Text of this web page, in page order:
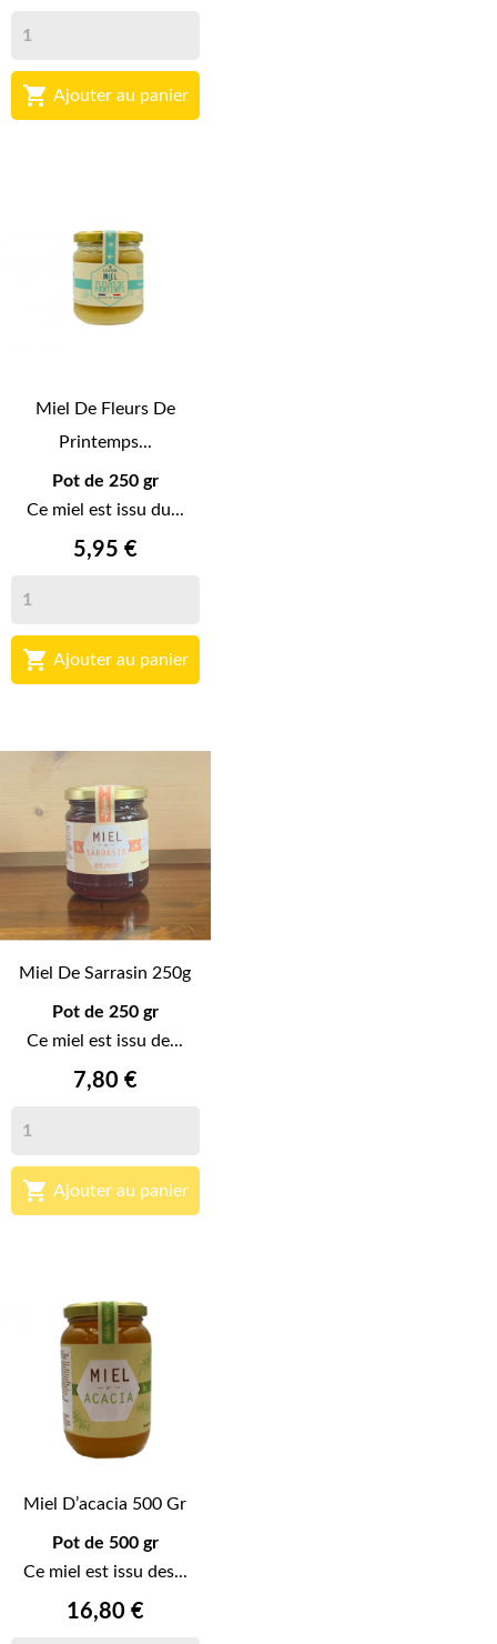
 Ajouter au panier
Miel De Fleurs De
Printemps...
Pot de 250 gr
Ce miel est issu du...
5,95 €
 Ajouter au panier
Miel De Sarrasin 250g
Pot de 250 gr
Ce miel est issu de...
7,80 €
 Ajouter au panier
Miel D’acacia 500 Gr
Pot de 500 gr
Ce miel est issu des...
16,80 €